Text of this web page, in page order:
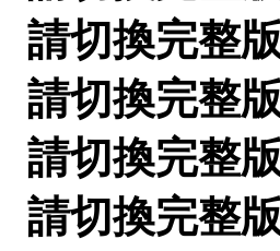
請切換完整
請切換完整
請切換完整
請切換完整